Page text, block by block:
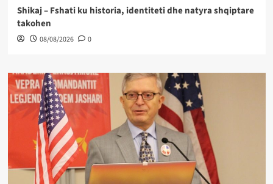
Shikaj – Fshati ku historia, identiteti dhe natyra shqiptare
takohen
08/08/2026 0